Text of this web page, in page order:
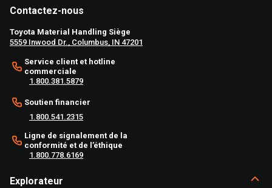
Contactez-nous
Toyota Material Handling Siège
5559 Inwood Dr., Columbus, IN 47201
Service client et hotline
commerciale
1.800.381.5879
Soutien financier
1.800.541.2315
Ligne de signalement de la
conformité et de l’éthique
1.800.778.6169
Explorateur